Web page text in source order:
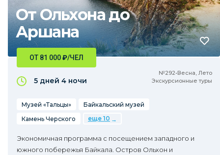
От Ольхона до
Аршана
№292•Весна, Лето
Экскурсионные туры
ОТ 81 000₽/ЧЕЛ
5 дней 4 ночи
Музей «Тальцы»
Байкальский музей
Камень Черского
еще 10
Экономичная программа с посещением западного и
южного побережья Байкала. Остров Ольхон и